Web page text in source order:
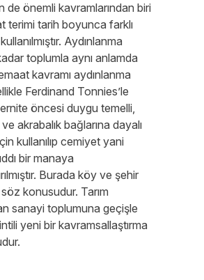
de önemli kavramlarından biri
terimi tarih boyunca farklı
Aydınlanma
toplumla aynı anlamda
kavramı aydınlanma
Ferdinand Tonnies’le
öncesi duygu temelli,
akrabalık bağlarına dayalı
kullanılıp cemiyet yani
bir manaya
Burada köy ve şehir
söz konusudur. Tarım
sanayi toplumuna geçişle
yeni bir kavramsallaştırma